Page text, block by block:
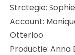
Strategie:
Account:
Otterloo
Productie: Anna